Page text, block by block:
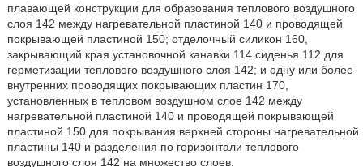
плавающей конструкции для образования теплового воздушного
слоя 142 между нагревательной пластиной 140 и проводящей
покрывающей пластиной 150; отделочный силикон 160,
закрывающий края установочной канавки 114 сиденья 112 для
герметизации теплового воздушного слоя 142; и одну или более
внутренних проводящих покрывающих пластин 170,
установленных в тепловом воздушном слое 142 между
нагревательной пластиной 140 и проводящей покрывающей
пластиной 150 для покрывания верхней стороны нагревательной
пластины 140 и разделения по горизонтали теплового
воздушного слоя 142 на множество слоев.